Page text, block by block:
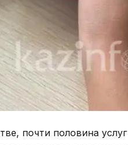
почти половина